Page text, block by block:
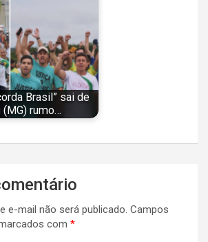
Brasil” sai de
(MG) rumo…
e-mail não será publicado. Campos
com *